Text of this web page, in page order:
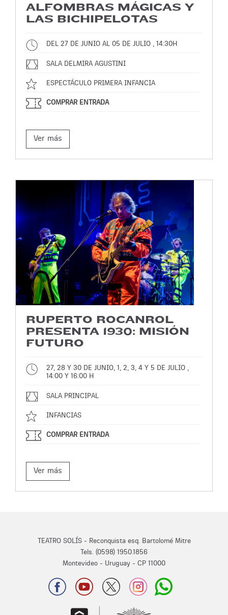
ALFOMBRAS MÁGICAS Y
LAS BICHIPELOTAS
DEL 27 DE JUNIO AL 05 DE JULIO , 14:30H
SALA DELMIRA AGUSTINI
ESPECTÁCULO PRIMERA INFANCIA
COMPRAR ENTRADA
Ver más
RUPERTO ROCANROL
PRESENTA 1930: MISIÓN
FUTURO
27, 28 Y 30 DE JUNIO, 1, 2, 3, 4 Y 5 DE JULIO ,
14:00 Y 16:00 H
SALA PRINCIPAL
INFANCIAS
COMPRAR ENTRADA
Ver más
TEATRO SOLÍS - Reconquista esq. Bartolomé Mitre
Tels. (0598) 1950.1856
Montevideo - Uruguay - CP 11000